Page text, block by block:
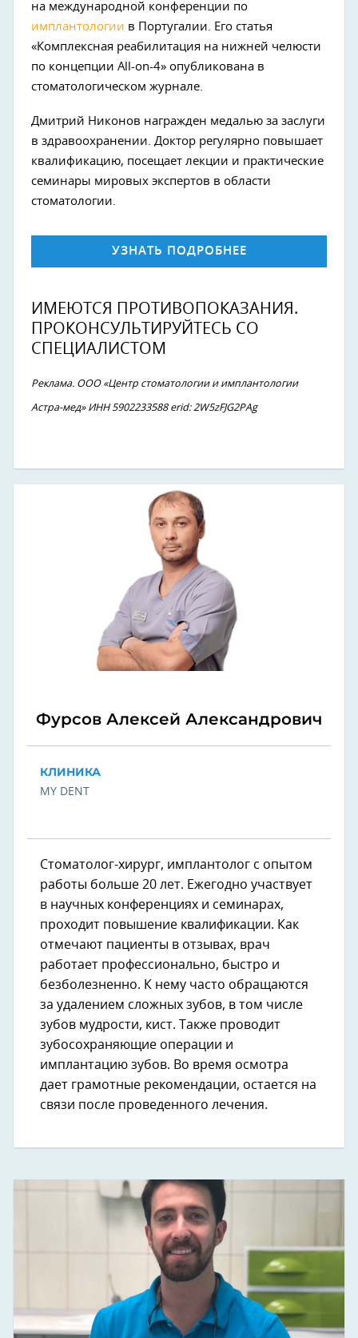
на международной конференции по
имплантологии в Португалии. Его статья
«Комплексная реабилитация на нижней челюсти
по концепции All-on-4» опубликована в
стоматологическом журнале.
Дмитрий Никонов награжден медалью за заслуги
в здравоохранении. Доктор регулярно повышает
квалификацию, посещает лекции и практические
семинары мировых экспертов в области
стоматологии.
УЗНАТЬ ПОДРОБНЕЕ
ИМЕЮТСЯ ПРОТИВОПОКАЗАНИЯ.
ПРОКОНСУЛЬТИРУЙТЕСЬ СО
СПЕЦИАЛИСТОМ
Реклама. ООО «Центр стоматологии и имплантологии
Астра-мед» ИНН 5902233588 erid: 2W5zFJG2PAg
Фурсов Алексей Александрович
КЛИНИКА
MY DENT
Стоматолог-хирург, имплантолог с опытом
работы больше 20 лет. Ежегодно участвует
в научных конференциях и семинарах,
проходит повышение квалификации. Как
отмечают пациенты в отзывах, врач
работает профессионально, быстро и
безболезненно. К нему часто обращаются
за удалением сложных зубов, в том числе
зубов мудрости, кист. Также проводит
зубосохраняющие операции и
имплантацию зубов. Во время осмотра
дает грамотные рекомендации, остается на
связи после проведенного лечения.